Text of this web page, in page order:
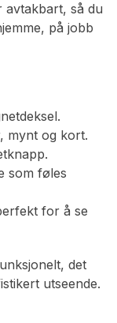
avtakbart, så du
på jobb
mynt og kort.
som føles
for å se
det
utseende.